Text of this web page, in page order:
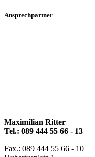
Ansprechpartner
Maximilian Ritter
Tel.: 089 444 55 66 - 13
Fax.: 089 444 55 66 - 10